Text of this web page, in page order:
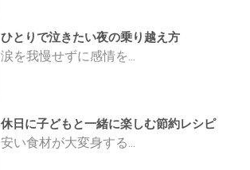
ひとりで泣きたい夜の乗り越え方
涙を我慢せずに感情を...
休日に子どもと一緒に楽しむ節約レシピ
安い食材が大変身する...